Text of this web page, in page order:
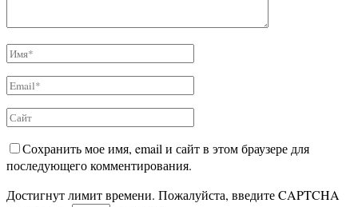
Сохранить мое имя, email и сайт в этом браузере для
последующего комментирования.
Достигнут лимит времени. Пожалуйста, введите CAPTCHA